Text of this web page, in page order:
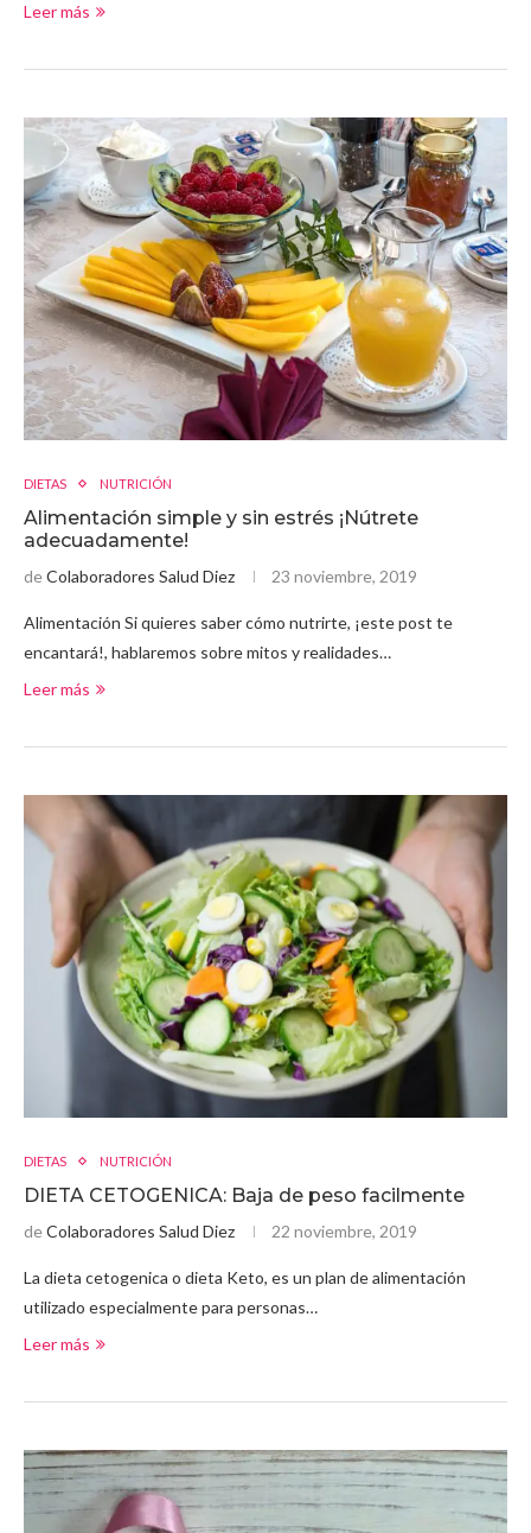
Leer más
DIETAS NUTRICIÓN
Alimentación simple y sin estrés ¡Nútrete
adecuadamente!
deColaboradores Salud Diez 23 noviembre, 2019
Alimentación Si quieres saber cómo nutrirte, ¡este post te
encantará!, hablaremos sobre mitos y realidades…
Leer más
DIETAS NUTRICIÓN
DIETA CETOGENICA: Baja de peso facilmente
deColaboradores Salud Diez 22 noviembre, 2019
La dieta cetogenica o dieta Keto, es un plan de alimentación
utilizado especialmente para personas…
Leer más